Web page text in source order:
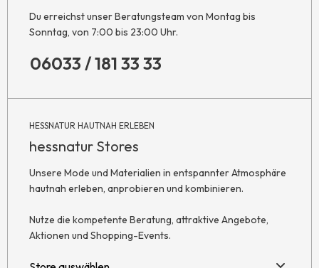
Du erreichst unser Beratungsteam von Montag bis
Sonntag, von 7:00 bis 23:00 Uhr.
06033 / 181 33 33
HESSNATUR HAUTNAH ERLEBEN
hessnatur Stores
Unsere Mode und Materialien in entspannter Atmosphäre
hautnah erleben, anprobieren und kombinieren.
Nutze die kompetente Beratung, attraktive Angebote,
Aktionen und Shopping-Events.